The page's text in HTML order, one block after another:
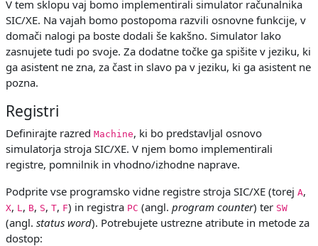
V tem sklopu vaj bomo implementirali simulator računalnika
SIC/XE. Na vajah bomo postopoma razvili osnovne funkcije, v
domači nalogi pa boste dodali še kakšno. Simulator lako
zasnujete tudi po svoje. Za dodatne točke ga spišite v jeziku, ki
ga asistent ne zna, za čast in slavo pa v jeziku, ki ga asistent ne
pozna.
Registri
Definirajte razred Machine, ki bo predstavljal osnovo
simulatorja stroja SIC/XE. V njem bomo implementirali
registre, pomnilnik in vhodno/izhodne naprave.
Podprite vse programsko vidne registre stroja SIC/XE (torej A,
X, L , B, S, T, F) in registra PC (angl. program counter) ter SW
(angl. status word). Potrebujete ustrezne atribute in metode za
dostop: